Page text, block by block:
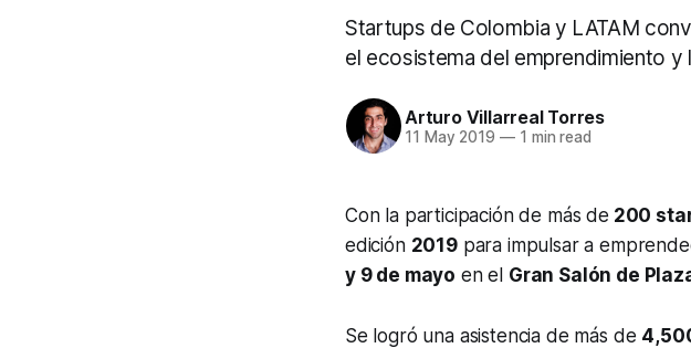
Startups de Colombia y LATAM
el ecosistema del emprendimiento y
Arturo Villarreal Torres
11 May 2019 —1 min read
Con la participación de más de 200
edición 2019para impulsar a
y 9 de mayo en el Gran Salón de
Se logró una asistencia de más de